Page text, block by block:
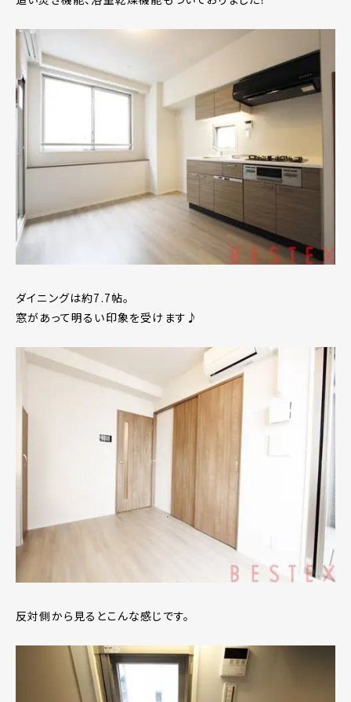
ダイニングは約7.7帖。
窓があって明るい印象を受けます♪
反対側から見るとこんな感じです。